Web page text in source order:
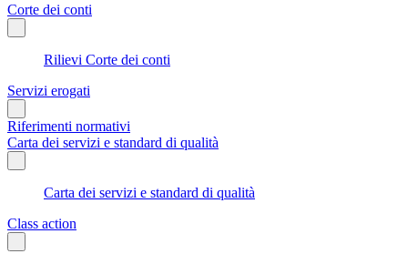
Corte dei conti
Rilievi Corte dei conti
Servizi erogati
Riferimenti normativi
Carta dei servizi e standard di qualità
Carta dei servizi e standard di qualità
Class action